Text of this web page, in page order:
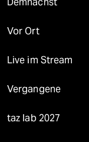
Vor Ort
Live im Stream
Vergangene
taz lab 2027